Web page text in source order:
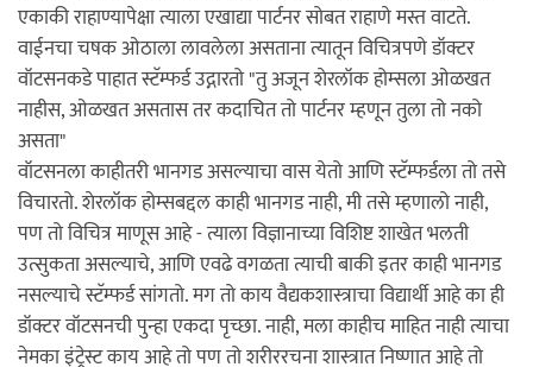
एकाकी राहाण्यापेक्षा त्याला एखाद्या पार्टनर सोबत राहाणे मस्त वाटते.
वाईनचा चषक ओठाला लावलेला असताना त्यातून विचित्रपणे डॉक्टर
वॉटसनकडे पाहात स्टॅम्फर्ड उद्गारतो "तु अजून शेरलॉक होम्सला ओळखत
नाहीस, ओळखत असतास तर कदाचित तो पार्टनर म्हणून तुला तो नको
असता"
वॉटसनला काहीतरी भानगड असल्याचा वास येतो आणि स्टॅम्फर्डला तो तसे
विचारतो. शेरलॉक होम्सबद्दल काही भानगड नाही, मी तसे म्हणालो नाही,
पण तो विचित्र माणूस आहे - त्याला विज्ञानाच्या विशिष्ट शाखेत भलती
उत्सुकता असल्याचे, आणि एवढे वगळता त्याची बाकी इतर काही भानगड
नसल्याचे स्टॅम्फर्ड सांगतो. मग तो काय वैद्यकशास्त्राचा विद्यार्थी आहे का ही
डॉक्टर वॉटसनची पुन्हा एकदा पृच्छा. नाही, मला काहीच माहित नाही त्याचा
नेमका इंट्रेस्ट काय आहे तो पण तो शरीररचना शास्त्रात निष्णात आहे तो